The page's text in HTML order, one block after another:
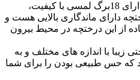
درختچه مصنوعی موز کد 0150 دارای 18برگ لمسی با کیفیت،
دارای ماندگاری بالایی هست و
از این درختچه در محیط بیرون
زیبا با اندازه های مختلف و به
که حس طبیعی بودن را برای شما